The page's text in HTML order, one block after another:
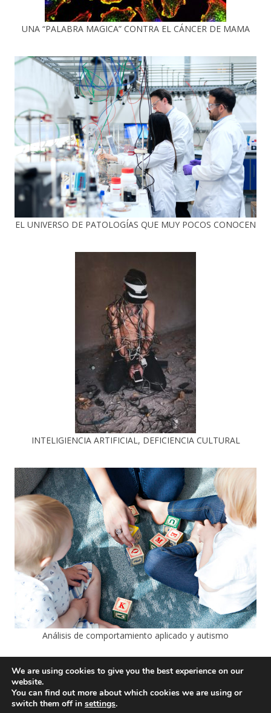
UNA “PALABRA MAGICA” CONTRA EL CÁNCER DE MAMA
EL UNIVERSO DE PATOLOGÍAS QUE MUY POCOS CONOCEN
INTELIGIENCIA ARTIFICIAL, DEFICIENCIA CULTURAL
Análisis de comportamiento aplicado y autismo
We are using cookies to give you the best experience on our
website.
You can find out more about which cookies we are using or
switch them off in settings.